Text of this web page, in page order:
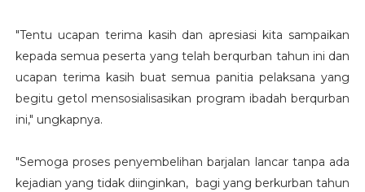
"Tentu ucapan terima kasih dan apresiasi kita sampaikan
kepada semua peserta yang telah berqurban tahun ini dan
ucapan terima kasih buat semua panitia pelaksana yang
begitu getol mensosialisasikan program ibadah berqurban
ini," ungkapnya.
"Semoga proses penyembelihan barjalan lancar tanpa ada
kejadian yang tidak diinginkan, bagi yang berkurban tahun